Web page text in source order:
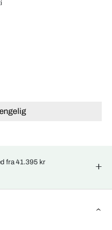
fra 41.395 kr